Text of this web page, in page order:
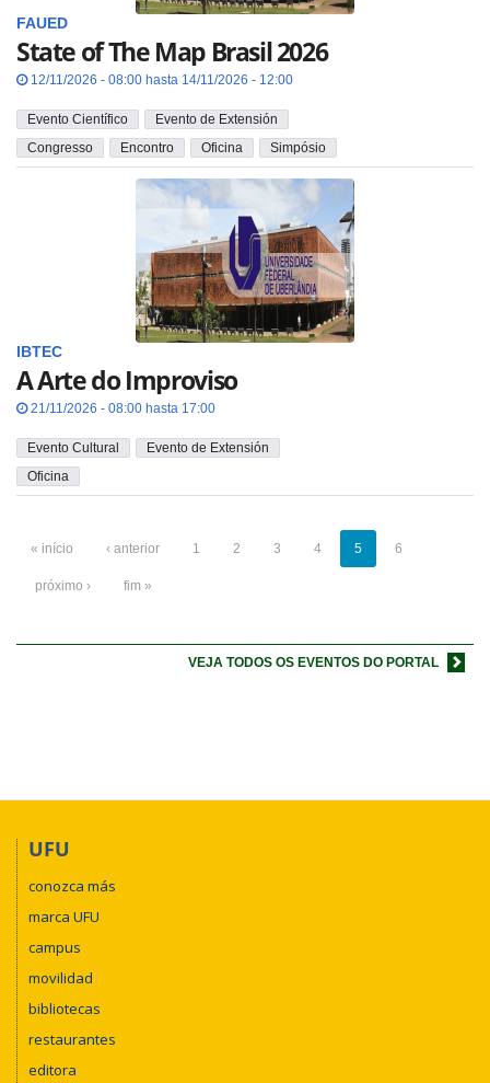
FAUED
State of The Map Brasil 2026
12/11/2026 - 08:00 hasta 14/11/2026 - 12:00
Evento Científico
Evento de Extensión
Congresso
Encontro Oficina Simpósio
IBTEC
A Arte do Improviso
21/11/2026 - 08:00 hasta 17:00
Evento Cultural
Evento de Extensión
Oficina
« início ‹ anterior 1 2 3 4 5 6
próximo › fim »
VEJA TODOS OS EVENTOS DO PORTAL
UFU
conozca más
marca UFU
campus
movilidad
bibliotecas
restaurantes
editora